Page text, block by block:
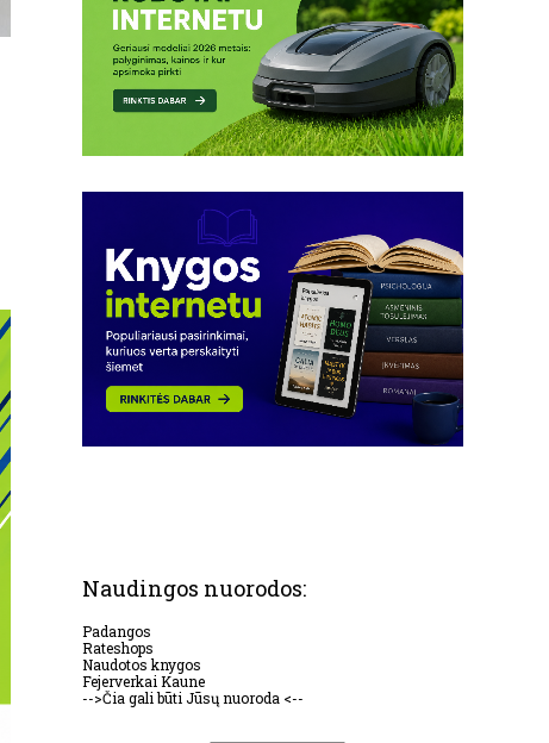
Naudingos nuorodos:
Padangos
Rateshops
Naudotos knygos
Fejerverkai Kaune
-->Čia gali būti Jūsų nuoroda <--